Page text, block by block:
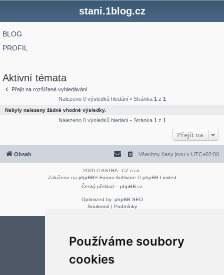
Používáme soubory
cookies
stani.1blog.cz
BLOG
PROFIL
Aktivní témata
Přejít na rozšířené vyhledávání
Nalezeno 0 výsledků hledání • Stránka 1 z 1
Nebyly nalezeny žádné vhodné výsledky.
Nalezeno 0 výsledků hledání • Stránka 1 z 1
Přejít na
Obsah Všechny časy jsou v UTC+02:00
2020 © ASTRA - CZ s.r.o.
Založeno na phpBB® Forum Software © phpBB Limited
Český překlad – phpBB.cz
Optimized by: phpBB SEO
Soukromí| Podmínky